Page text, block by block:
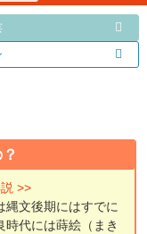
>>
縄文後期にはすでに
代には蒔絵（まき